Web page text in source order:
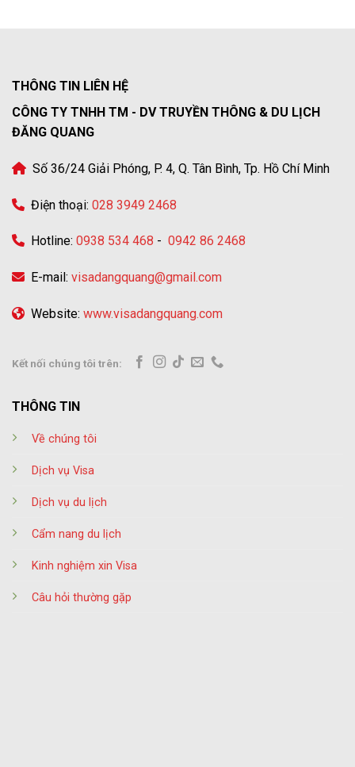
THÔNG TIN LIÊN HỆ
CÔNG TY TNHH TM - DV TRUYỀN THÔNG & DU LỊCH
ĐĂNG QUANG
Số 36/24 Giải Phóng, P. 4, Q. Tân Bình, Tp. Hồ Chí Minh
Điện thoại: 028 3949 2468
Hotline: 0938 534 468 - 0942 86 2468
E-mail: visadangquang@gmail.com
Website: www.visadangquang.com
Kết nối chúng tôi trên:
THÔNG TIN
Về chúng tôi
Dịch vụ Visa
Dịch vụ du lịch
Cẩm nang du lịch
Kinh nghiệm xin Visa
Câu hỏi thường gặp